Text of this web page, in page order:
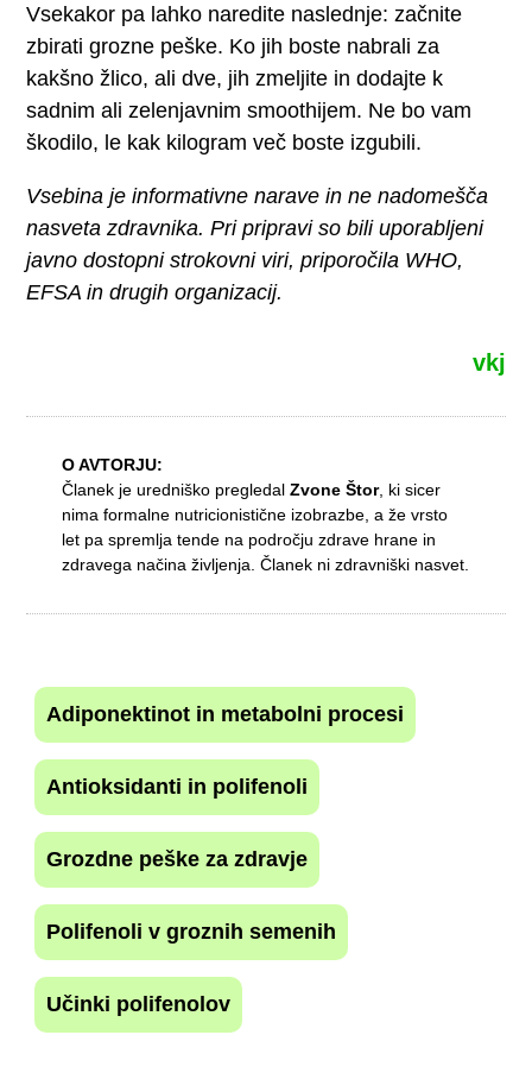
Vsekakor pa lahko naredite naslednje: začnite
zbirati grozne peške. Ko jih boste nabrali za
kakšno žlico, ali dve, jih zmeljite in dodajte k
sadnim ali zelenjavnim smoothijem. Ne bo vam
škodilo, le kak kilogram več boste izgubili.
Vsebina je informativne narave in ne nadomešča
nasveta zdravnika. Pri pripravi so bili uporabljeni
javno dostopni strokovni viri, priporočila WHO,
EFSA in drugih organizacij.
vkj
O AVTORJU:
Članek je uredniško pregledalZvone Štor, ki sicer
nima formalne nutricionistične izobrazbe, a že vrsto
let pa spremlja tende na področju zdrave hrane in
zdravega načina življenja. Članek ni zdravniški nasvet.
Adiponektinot in metabolni procesi
Antioksidanti in polifenoli
Grozdne peške za zdravje
Polifenoli v groznih semenih
Učinki polifenolov